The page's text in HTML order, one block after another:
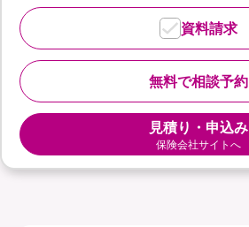
無料で相談予約
資料請求
見積り・申込み
保険会社サイトへ